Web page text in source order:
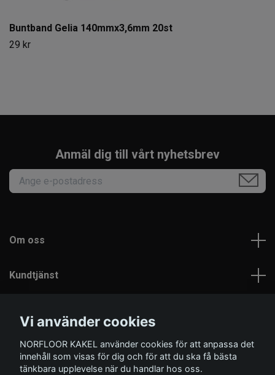
Buntband Gelia 140mmx3,6mm 20st
29 kr
Anmäl dig till vårt nyhetsbrev
Om oss
Kundtjänst
Sociala medier
Vi använder cookies
NORFLOOR KAKEL använder cookies för att anpassa det
innehåll som visas för dig och för att du ska få bästa
tänkbara upplevelse när du handlar hos oss.